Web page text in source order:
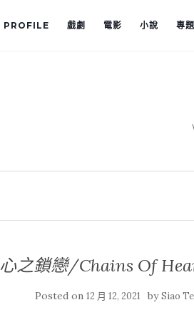
PROFILE 戲劇 電影 小說 專題
心之鎖戀/Chains Of
Posted on12 月 12, 2021 bySiao